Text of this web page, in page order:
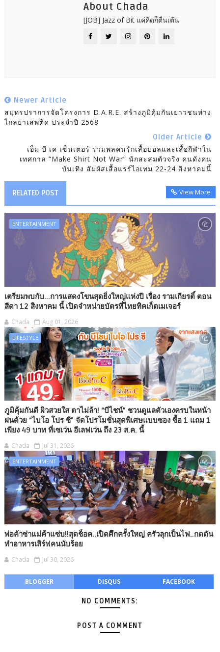
About Chada
[JOB] Jazz of Bit แค่คิดก็ตื่นเต้น
Newer Article
สมุทรปราการจัดโครงการ D.A.R.E. สร้างภูมิคุ้มกันเยาวชนห่าง
ไกลยาเสพติด ประจำปี 2568
Older Article
เอ็ม บี เค เซ็นเตอร์ รวมพลคนรักเสื้อบอลและเสื้อกีฬาใน
เทศกาล “Make Shirt Not War” นักสะสมตัวจริง คนดังคน
บันเทิง สัมผัสเสื้อแรร์ไอเทม 22-24 สิงหาคมนี้
RELATED POST View More
ENTERTAINMENT
เตรียมพบกับ...การแสดงโขนสุดยิ่งใหญ่แห่งปี เรื่อง รามเกียรติ์ ตอน
สีดา 12 สิงหาคม นี้ เปิดจำหน่ายบัตรที่ไทยทิคเก็ตเมเจอร์
Chada Aug 01, 2026
LIFESTYLE
ภูมิคุ้มกันดี ผิวสวยใส ตาไม่ล้า! “บีไชน์” ชวนดูแลตัวเองครบในหน้า
ฝนด้วย “ไบโอ โปร ซี” จัดโปรโมชั่นสุดพิเศษแบบซอง ซื้อ 1 แถม 1
เพียง 49 บาท ที่เซเว่น อีเลฟเว่น ถึง 23 ส.ค. นี้
Chada Jul 31, 2026
ENTERTAINMENT
พ่อค้าซ่าแม่ค้าแซ่บ!!สุดช็อค..เปิดศึกครั้งใหญ่ ครัวลุกเป็นไฟ..กดดัน
ทำอาหารเสิร์ฟคนนับร้อย
Chada Jul 30, 2026
BLOGGER DISQUS FACEBOOK
NO COMMENTS:
POST A COMMENT